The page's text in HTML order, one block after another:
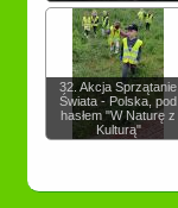
32. Akcja Sprzątanie
Świata - Polska, pod
hasłem "W Naturę z
Kulturą"